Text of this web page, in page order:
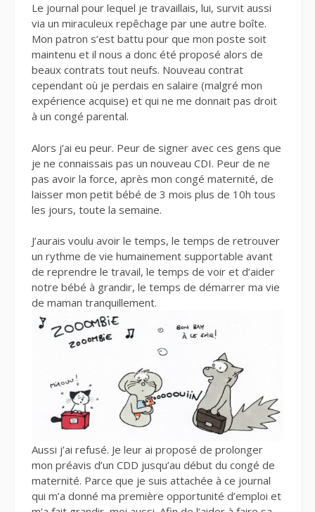
Le journal pour lequel je travaillais, lui, survit aussi
via un miraculeux repêchage par une autre boîte.
Mon patron s’est battu pour que mon poste soit
maintenu et il nous a donc été proposé alors de
beaux contrats tout neufs. Nouveau contrat
cependant où je perdais en salaire (malgré mon
expérience acquise) et qui ne me donnait pas droit
à un congé parental.
Alors j’ai eu peur. Peur de signer avec ces gens que
je ne connaissais pas un nouveau CDI. Peur de ne
pas avoir la force, après mon congé maternité, de
laisser mon petit bébé de 3 mois plus de 10h tous
les jours, toute la semaine.
J’aurais voulu avoir le temps, le temps de retrouver
un rythme de vie humainement supportable avant
de reprendre le travail, le temps de voir et d’aider
notre bébé à grandir, le temps de démarrer ma vie
de maman tranquillement.
Aussi j’ai refusé. Je leur ai proposé de prolonger
mon préavis d’un CDD jusqu’au début du congé de
maternité. Parce que je suis attachée à ce journal
qui m’a donné ma première opportunité d’emploi et